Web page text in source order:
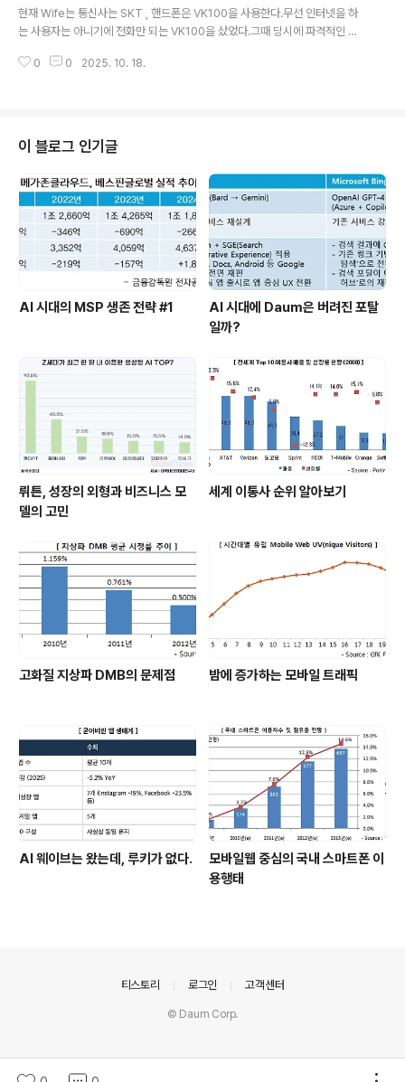
든 법이다.원리를 알고서 그 원리를 적용시키려는 Mind가 먼저일 것이다.오늘
도 하루 종일 하나의 함수 안에서 맴돌다가 시간이 가버렸다.....내 소스의 문제..
현재 Wife는 통신사는 SKT , 핸드폰은 VK100을 사용한다.무선 인터넷을 하
는 사용자는 아니기에 전화만 되는 VK100을 샀었다.그때 당시에 파격적인 디
청거려도 별반 관심이 없었으나, 이게 웬걸..역시 싼게 비찌떡이라고, 얼마전부
바에야 근 한달간을 버렸는데도 저가폰을 찾을 수가 없었다.요근래 휴대폰 보조
금제가 실시되며 LGT가 가장 큰 이득을 봤다는 기사를 보고 휴대폰보조금제 L
G 텔레콤 최대수혜그..
0 0 2025. 10. 18.
이 블로그 인기글
AI 시대의 MSP 생존 전략 #1
AI 시대에 Daum은 버려진 포탈
일까?
뤼튼, 성장의 외형과 비즈니스 모
델의 고민
세계 이통사 순위 알아보기
고화질 지상파 DMB의 문제점 밤에 증가하는 모바일 트래픽
AI 웨이브는 왔는데, 루키가 없다.
모바일웹 중심의 국내 스마트폰 이
용행태
티스토리 로그인 고객센터
© Daum Corp.